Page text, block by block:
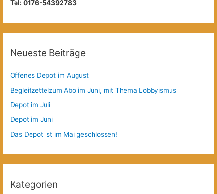
Tel: 0176-54392783
Neueste Beiträge
Offenes Depot im August
Begleitzettelzum Abo im Juni, mit Thema Lobbyismus
Depot im Juli
Depot im Juni
Das Depot ist im Mai geschlossen!
Kategorien